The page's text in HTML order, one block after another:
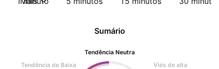
Sumário
Tendência Neutra
Tendência de Baixa
Viés de alta